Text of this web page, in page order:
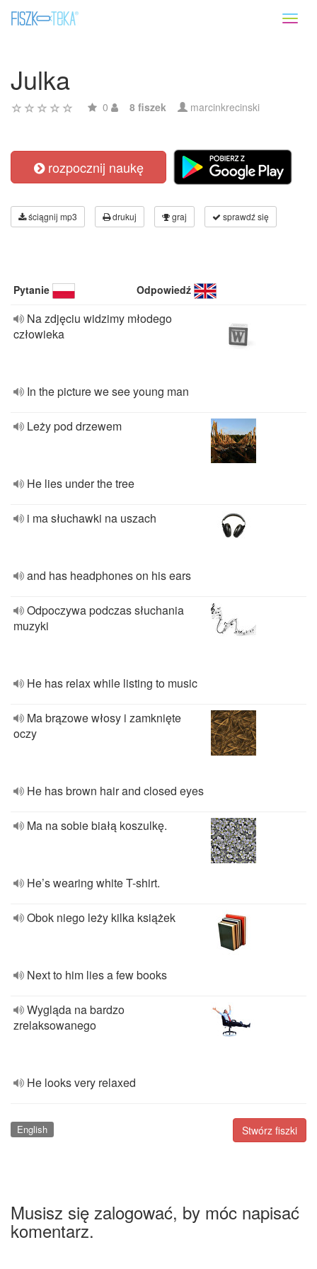
Julka
0 8 fiszek marcinkrecinski
rozpocznij naukę
ściągnij mp3 drukuj graj sprawdź się
Pytanie Odpowiedź
Na zdjęciu widzimy młodego
człowieka
In the picture we see young man
Leży pod drzewem
He lies under the tree
i ma słuchawki na uszach
and has headphones on his ears
Odpoczywa podczas słuchania
muzyki
He has relax while listing to music
Ma brązowe włosy i zamknięte
oczy
He has brown hair and closed eyes
Ma na sobie białą koszulkę.
He’s wearing white T-shirt.
Obok niego leży kilka książek
Next to him lies a few books
Wygląda na bardzo
zrelaksowanego
He looks very relaxed
Stwórz fiszki
English
Musisz się zalogować, by móc napisać
komentarz.